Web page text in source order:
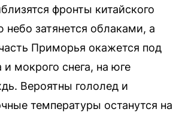
фронты китайского
затянется облаками, а
Приморья окажется под
и мокрого снега, на юге
Вероятны гололед и
температуры останутся на